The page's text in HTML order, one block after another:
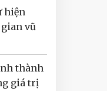
hiện
vũ
thành
giá trị